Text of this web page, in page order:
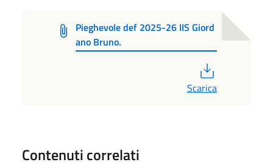
Pieghevole def 2025-26 IIS Giord
ano Bruno.
Scarica
Contenuti correlati